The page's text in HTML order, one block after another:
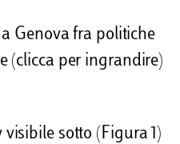
Genova fra politiche
(clicca per ingrandire)
sotto (Figura 1)